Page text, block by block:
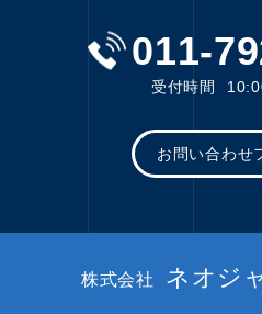
011-
受付時間
お問い合わせ
株式会社 ネオジ